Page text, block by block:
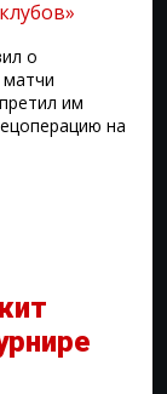
о
им
на